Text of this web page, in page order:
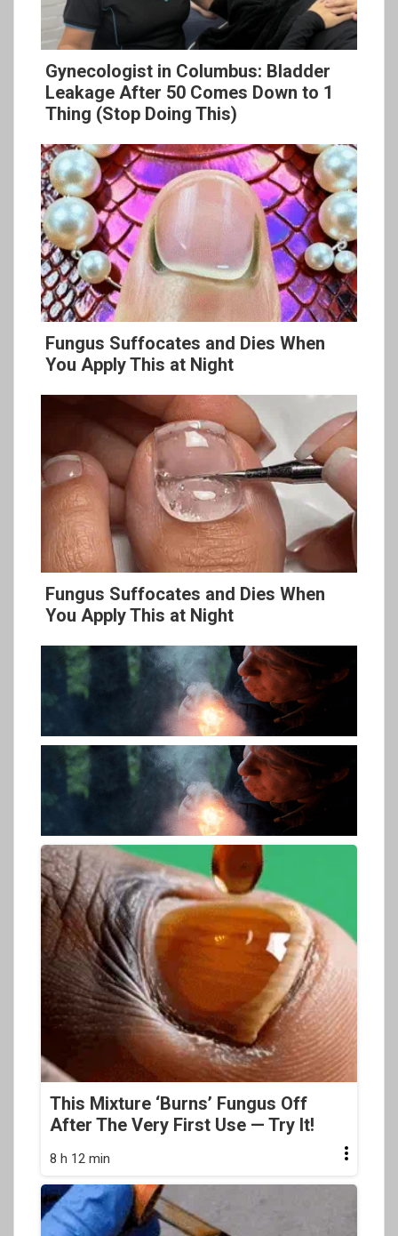
Gynecologist in Columbus: Bladder
Leakage After 50 Comes Down to 1
Thing (Stop Doing This)
Fungus Suffocates and Dies When
You Apply This at Night
Fungus Suffocates and Dies When
You Apply This at Night
This Mixture ‘Burns’ Fungus Off
After The Very First Use — Try It!
8 h 12 min